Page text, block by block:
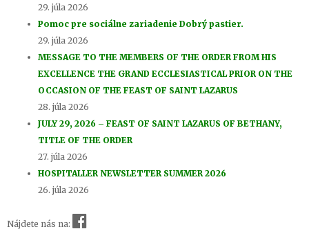
29. júla 2026
Pomoc pre sociálne zariadenie Dobrý pastier.
29. júla 2026
MESSAGE TO THE MEMBERS OF THE ORDER FROM HIS
EXCELLENCE THE GRAND ECCLESIASTICAL PRIOR ON THE
OCCASION OF THE FEAST OF SAINT LAZARUS
28. júla 2026
JULY 29, 2026 – FEAST OF SAINT LAZARUS OF BETHANY,
TITLE OF THE ORDER
27. júla 2026
HOSPITALLER NEWSLETTER SUMMER 2026
26. júla 2026
Nájdete nás na: